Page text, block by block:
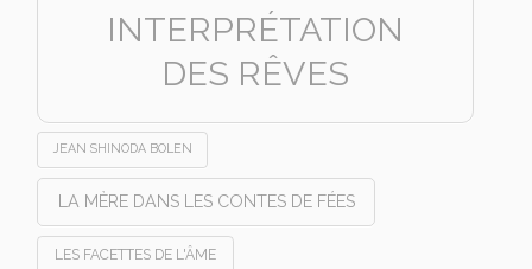
INTERPRÉTATION
DES RÊVES
JEAN SHINODA BOLEN
LA MÈRE DANS LES CONTES DE FÉES
LES FACETTES DE L'ÂME